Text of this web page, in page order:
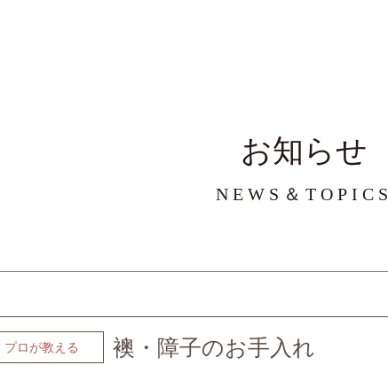
お知らせ
NEWS＆TOPICS
プロが教える 襖・障子のお手入れ